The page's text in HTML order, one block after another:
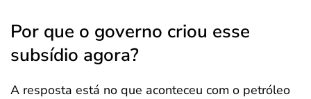
Por que o governo criou esse
subsídio agora?
A resposta está no que aconteceu com o petróleo